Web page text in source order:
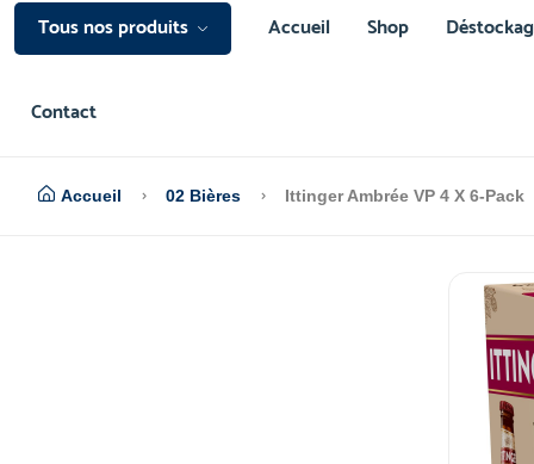
Tous nos produits Accueil Shop
Contact
Accueil 02 Bières Ittinger Ambrée VP 4 X 6-Pack